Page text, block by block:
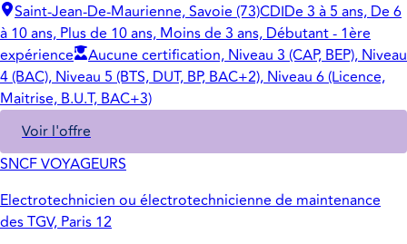
Saint-Jean-De-Maurienne, Savoie (73)CDIDe 3 à 5 ans, De 6
à 10 ans, Plus de 10 ans, Moins de 3 ans, Débutant - 1ère
expérience
Aucune certification, Niveau 3 (CAP, BEP), Niveau
4 (BAC), Niveau 5 (BTS, DUT, BP, BAC+2), Niveau 6 (Licence,
Maitrise, B.U.T, BAC+3)
Voir l'offre
SNCF VOYAGEURS
Electrotechnicien ou électrotechnicienne de maintenance
des TGV, Paris 12